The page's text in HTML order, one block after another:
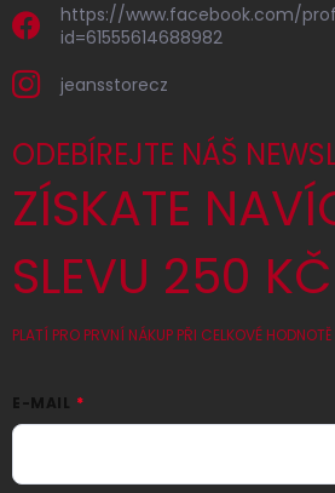
https://www.facebook.com/
id=61555614688982
jeansstorecz
ODEBÍREJTE NÁŠ
ZÍSKATE
SLEVU 250 KČ
PLATÍ PRO PRVNÍ NÁKUP PŘI CELKOVÉ
E-MAIL